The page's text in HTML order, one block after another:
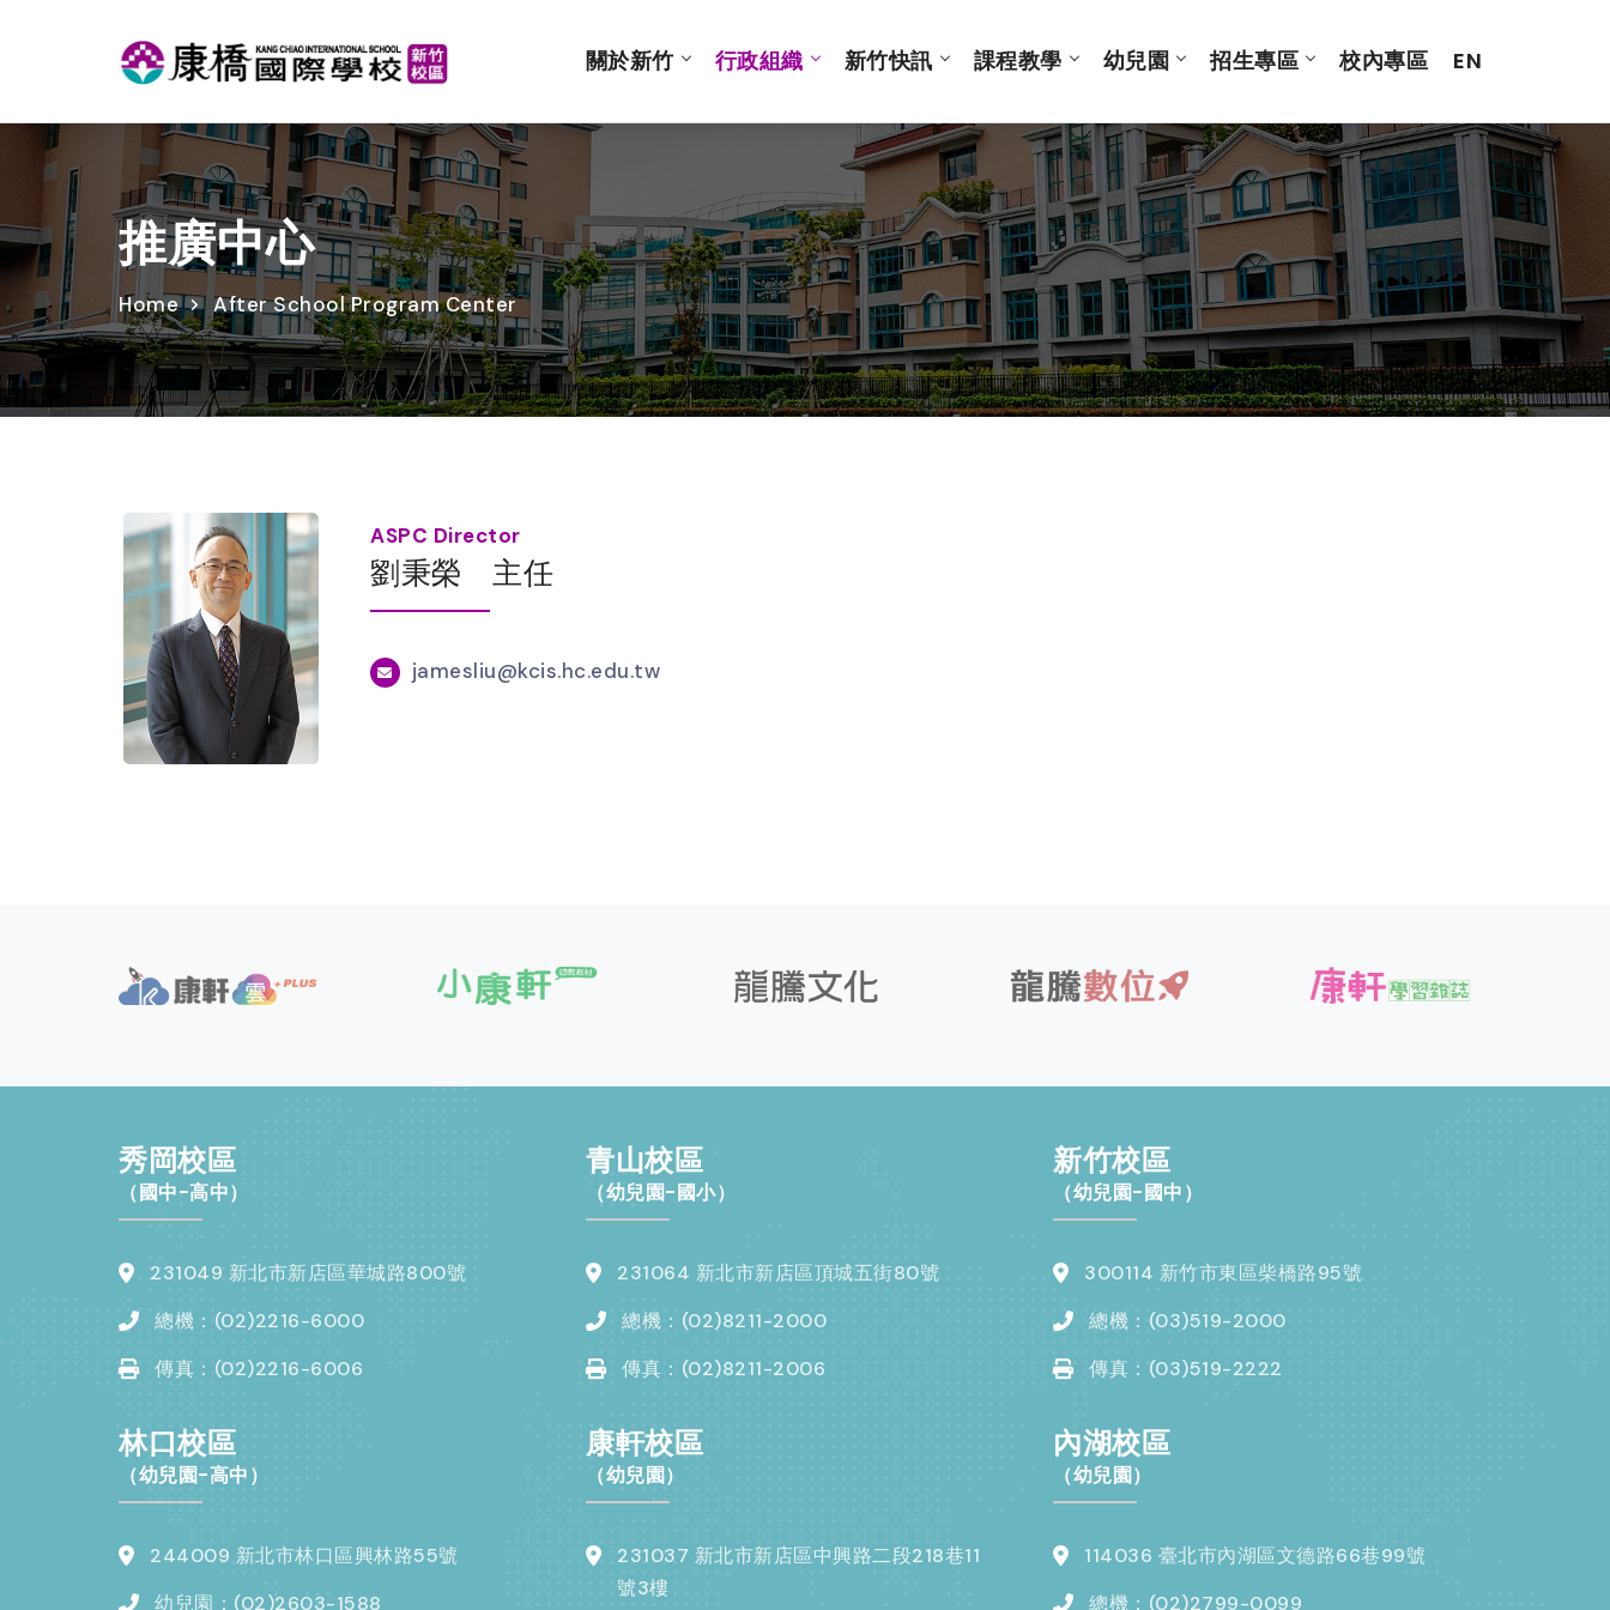
關於新竹 行政組織 新竹快訊 課程教學 幼兒園 招生專區 校內專區 EN
推廣中心
Home After School Program Center
ASPC Director
劉秉榮 主任
jamesliu@kcis.hc.edu.tw
秀岡校區
（國中-高中）
231049 新北市新店區華城路800號
總機：(02)2216-6000
傳真：(02)2216-6006
青山校區
（幼兒園-國小）
231064 新北市新店區頂城五街80號
總機：(02)8211-2000
傳真：(02)8211-2006
新竹校區
（幼兒園-國中）
300114 新竹市東區柴橋路95號
總機：(03)519-2000
傳真：(03)519-2222
林口校區
（幼兒園-高中）
244009 新北市林口區興林路55號
幼兒園：(02)2603-1588
康軒校區
（幼兒園）
231037 新北市新店區中興路二段218巷11
號3樓
內湖校區
（幼兒園）
114036 臺北市內湖區文德路66巷99號
總機：(02)2799-0099